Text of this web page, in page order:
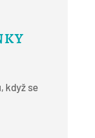
když se